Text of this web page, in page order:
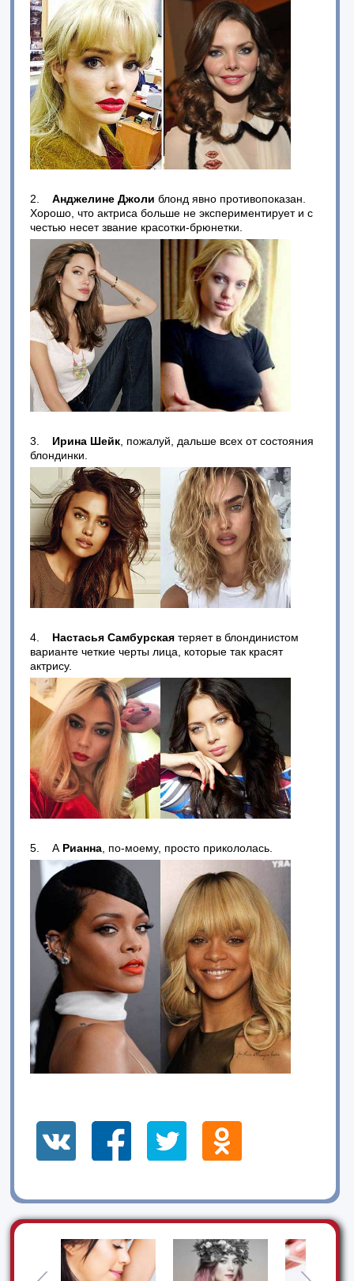
2.Анджелине Джоли блонд явно противопоказан.
Хорошо, что актриса больше не экспериментирует и с
честью несет звание красотки-брюнетки.
3. Ирина Шейк , пожалуй, дальше всех от состояния
блондинки.
4. Настасья Самбурская теряет в блондинистом
варианте четкие черты лица, которые так красят
актрису.
5. А Рианна , по-моему, просто прикололась.